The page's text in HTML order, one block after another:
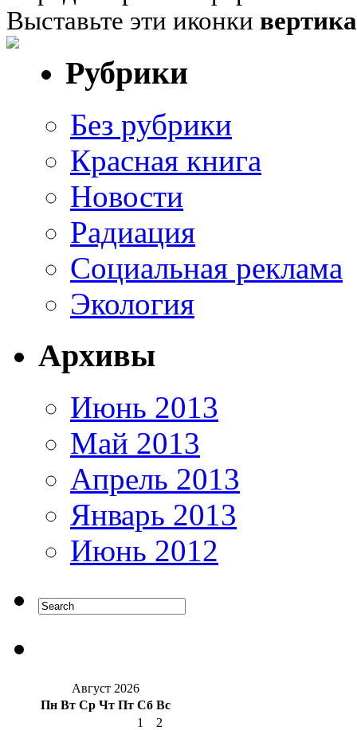
Выставьте эти иконки
Рубрики
Без рубрики
Красная книга
Новости
Радиация
Социальная реклама
Экология
Архивы
Июнь 2013
Май 2013
Апрель 2013
Январь 2013
Июнь 2012
Август 2026
Пн Вт Ср Чт Пт Сб Вс
1
2